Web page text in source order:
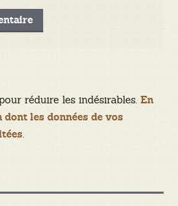
réduire les indésirables. En
les données de vos
.